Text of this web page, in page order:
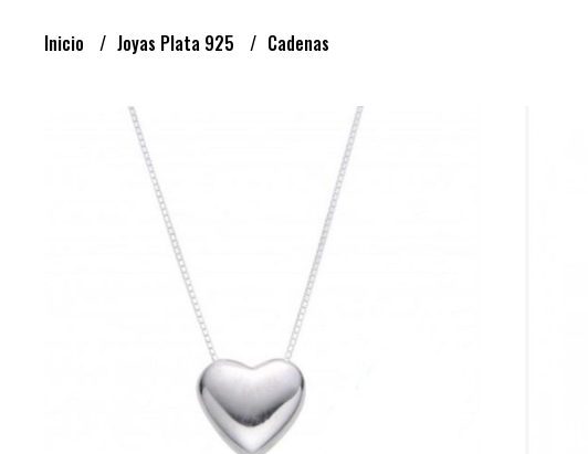
Inicio Joyas Plata 925 Cadenas